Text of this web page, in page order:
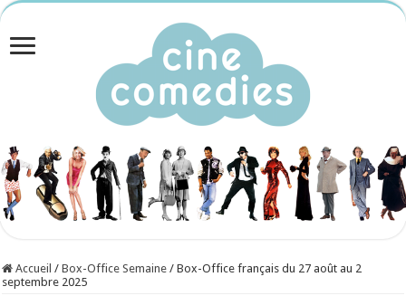
Accueil / Box-Office Semaine / Box-Office français du 27 août au 2
septembre 2025